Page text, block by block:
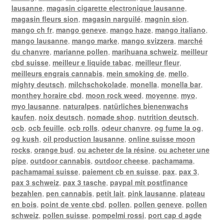
lausanne, magasin cigarette electronique lausanne,
magasin fleurs sion, magasin narguilé, magnin sion,
mango ch fr, mango geneve, mango haze, mango italiano,
mango lausanne, mango marke, mango svizzera, marché
du chanvre, marianne pollen, marihuana schweiz, meilleur
cbd suisse, meilleur e liquide tabac, meilleur fleur,
meilleurs engrais cannabis, mein smoking de, mello,
mighty deutsch, milchschokolade, monella, monella bar,
monthey horaire cbd, moon rock weed, moyenne, myo,
myo lausanne, naturalpes, natürliches bienenwachs
kaufen, noix deutsch, nomade shop, nutrition deutsch,
ocb, ocb feuille, ocb rolls, odeur chanvre, og fume la og,
og kush, oil production lausanne, online suisse moon
rocks, orange bud, ou acheter de la résine, ou acheter une
pipe, outdoor cannabis, outdoor cheese, pachamama,
pachamamai suisse, paiement cb en suisse, pax, pax 3,
pax 3 schweiz, pax 3 tasche, paypal mit postfinance
bezahlen, pen cannabis, petit lait, pink lausanne, plateau
en bois, point de vente cbd, pollen, pollen geneve, pollen
schweiz, pollen suisse, pompelmi rossi, port cap d agde